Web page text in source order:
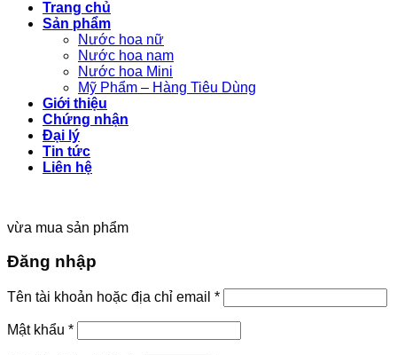
Trang chủ
Sản phẩm
Nước hoa nữ
Nước hoa nam
Nước hoa Mini
Mỹ Phẩm – Hàng Tiêu Dùng
Giới thiệu
Chứng nhận
Đại lý
Tin tức
Liên hệ
vừa mua sản phẩm
Đăng nhập
Tên tài khoản hoặc địa chỉ email *
Mật khẩu *